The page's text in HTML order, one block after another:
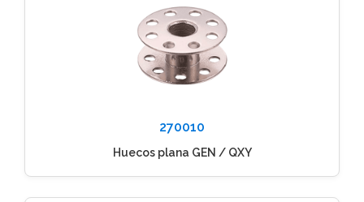
270010
Huecos plana GEN / QXY